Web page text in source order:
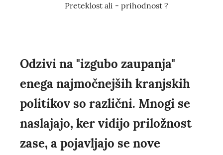
Preteklost ali - prihodnost ?
Odzivi na "izgubo zaupanja"
enega najmočnejših kranjskih
politikov so različni. Mnogi se
naslajajo, ker vidijo priložnost
zase, a pojavljajo se nove